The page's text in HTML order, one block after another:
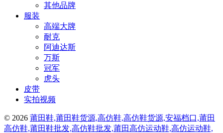
其他品牌
服装
高端大牌
耐克
阿迪达斯
万斯
冠军
虎头
皮带
实拍视频
© 2026 莆田鞋,莆田鞋货源,高仿鞋,高仿鞋货源,安福档口,莆田
高仿鞋,莆田鞋批发,高仿鞋批发,莆田高仿运动鞋,高仿运动鞋,